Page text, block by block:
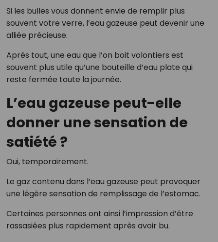
Si les bulles vous donnent envie de remplir plus
souvent votre verre, l’eau gazeuse peut devenir une
alliée précieuse.
Après tout, une eau que l’on boit volontiers est
souvent plus utile qu’une bouteille d’eau plate qui
reste fermée toute la journée.
L’eau gazeuse peut-elle
donner une sensation de
satiété ?
Oui, temporairement.
Le gaz contenu dans l’eau gazeuse peut provoquer
une légère sensation de remplissage de l’estomac.
Certaines personnes ont ainsi l’impression d’être
rassasiées plus rapidement après avoir bu.